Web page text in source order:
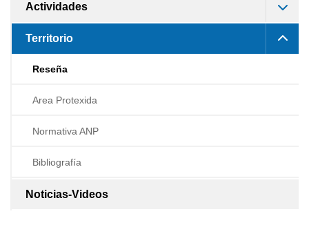
Actividades
Territorio
Reseña
Area Protexida
Normativa ANP
Bibliografía
Noticias-Videos